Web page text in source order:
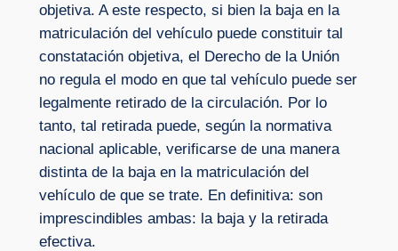
objetiva. A este respecto, si bien la baja en la
matriculación del vehículo puede constituir tal
constatación objetiva, el Derecho de la Unión
no regula el modo en que tal vehículo puede ser
legalmente retirado de la circulación. Por lo
tanto, tal retirada puede, según la normativa
nacional aplicable, verificarse de una manera
distinta de la baja en la matriculación del
vehículo de que se trate. En definitiva: son
imprescindibles ambas: la baja y la retirada
efectiva.